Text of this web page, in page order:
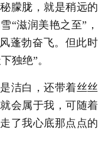
朦胧，就是稍远的
“滋润美艳之至”，
蓬勃奋飞。但此时
独绝”。
洁白，还带着丝丝
会属于我，可随着
了我心底那点点的